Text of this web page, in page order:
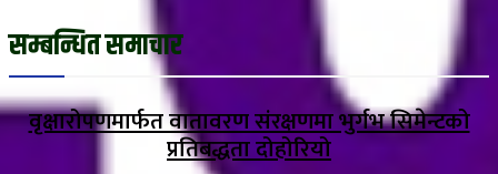
सम्बन्धित समाचार
वृक्षारोपणमार्फत वातावरण संरक्षणमा भुर्गभ सिमेन्टको
प्रतिबद्धता दोहोरियो